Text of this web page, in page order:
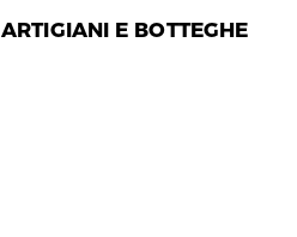
ARTIGIANI E BOTTEGHE